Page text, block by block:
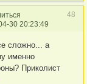
48
30 20:23:49
сложно... а
именно
Приколист